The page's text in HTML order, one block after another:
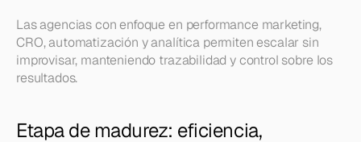
Las agencias con enfoque en performance marketing,
CRO, automatización y analítica permiten escalar sin
improvisar, manteniendo trazabilidad y control sobre los
resultados.
Etapa de madurez: eficiencia,